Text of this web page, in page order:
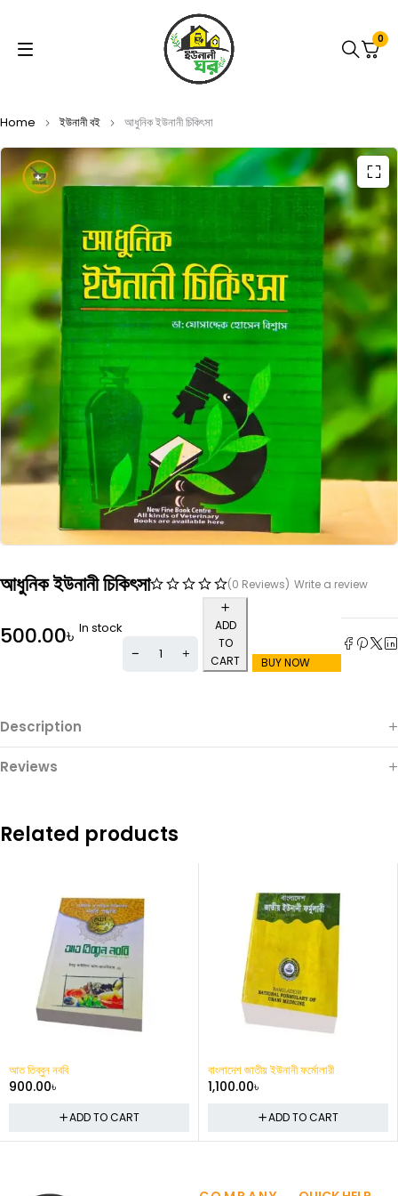
0
Home ইউনানী বই আধুনিক ইউনানী চিকিৎসা
আধুনিক ইউনানী চিকিৎসা (0 Reviews) Write a review
500.00৳ In stock
ADD
TO
CART
BUY NOW
Description
Reviews
Related products
আত তিব্বুন নববি
900.00৳
ADD TO CART
বাংলাদেশ জাতীয় ইউনানী ফর্মোলারী
1,100.00৳
ADD TO CART